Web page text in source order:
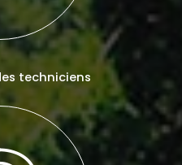
techniciens